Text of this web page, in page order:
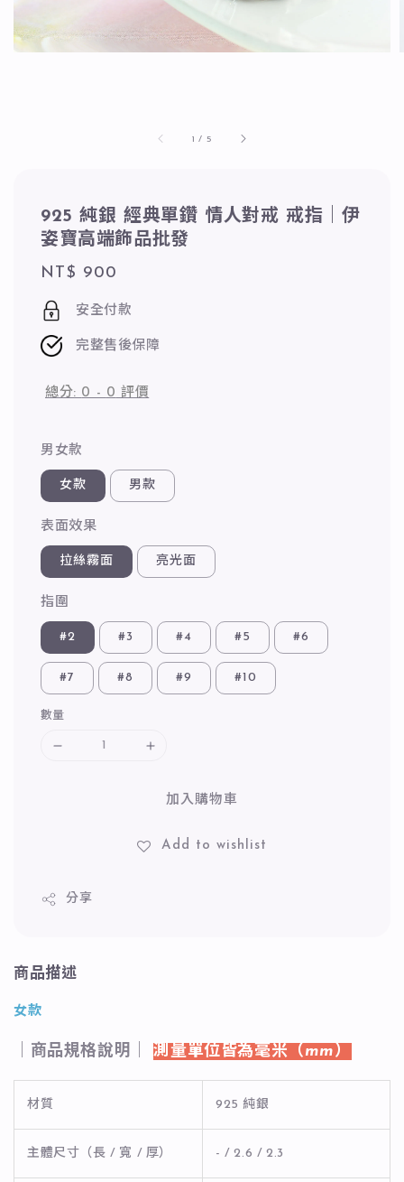
1 / 5
925 純銀 經典單鑽 情人對戒 戒指｜伊
姿寶高端飾品批發
Regular
price
NT$ 900
安全付款
完整售後保障
總分: 0 - 0 評價
男女款
女款 男款
表面效果
拉絲霧面 亮光面
指圍
#2 #3 #4 #5 #6
#7 #8 #9 #10
數量
加入購物車
Add to wishlist
分享
商品描述
女款
｜商品規格說明｜測量單位皆為毫米（mm）
材質 925 純銀
主體尺寸（長 / 寬 / 厚） - / 2.6 / 2.3